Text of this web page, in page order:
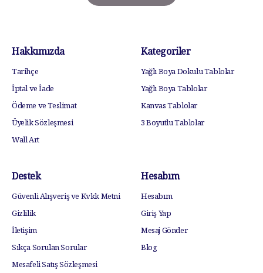
Hakkımızda
Tarihçe
İptal ve İade
Ödeme ve Teslimat
Üyelik Sözleşmesi
Wall Art
Kategoriler
Yağlı Boya Dokulu Tablolar
Yağlı Boya Tablolar
Kanvas Tablolar
3 Boyutlu Tablolar
Destek
Güvenli Alışveriş ve Kvkk Metni
Gizlilik
İletişim
Sıkça Sorulan Sorular
Mesafeli Satış Sözleşmesi
Hesabım
Hesabım
Giriş Yap
Mesaj Gönder
Blog